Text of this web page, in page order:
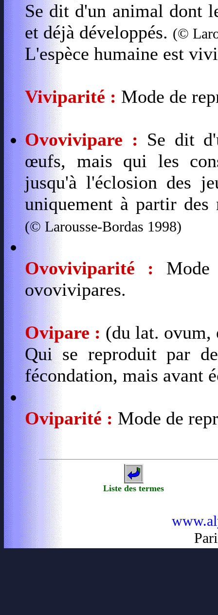
Se dit d'un animal dont
et déjà développés. (©
L'espèce humaine est
Viviparité : Mode de
Ovovivipare : Se dit
œufs, mais qui les
jusqu'à l'éclosion des
uniquement à partir des
(© Larousse-Bordas 1998)
Ovoviviparité : Mode
ovovivipares.
Ovipare : (du lat. ovum,
Qui se reproduit par
fécondation, mais avant
Oviparité : Mode de
Liste des termes